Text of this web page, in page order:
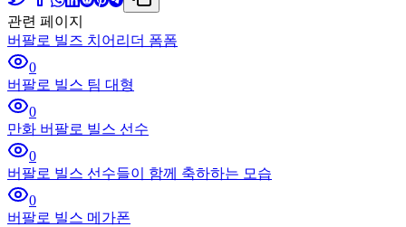
관련 페이지
버팔로 빌즈 치어리더 폼폼
0
버팔로 빌스 팀 대형
0
만화 버팔로 빌스 선수
0
버팔로 빌스 선수들이 함께 축하하는 모습
0
버팔로 빌스 메가폰